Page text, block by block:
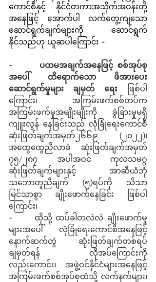
ကောင်စီနှင့် နိုင်ငံတကာအသိုက်အဝန်းတို့
အနေဖြင့် အောက်ပါ လက်တွေ့ကျသော
ဆောင်ရွက်ချက်များကို ဆောင်ရွက်
နိုင်သည်ဟု ယူဆပါကြောင်း -
- ပထမအချက်အနေဖြင့် စစ်အုပ်စု
အပေါ် ထိရောက်သော ဖိအားပေး
ဆောင်ရွက်မှုများ ချမှတ် ရေး ဖြစ်ပါ
ကြောင်း၊  အကြမ်းဖက်စစ်တပ်က
အကြမ်းဖက်မှုအမျိုးမျိုးကို ခွဲခြားမှုမရှိ
ကျူးလွန် နေခြင်းသည် လုံခြုံရေးကောင်စီ
ဆုံးဖြတ်ချက်အမှတ်၂၆၆၉ (၂၀၂၂)၊
အထွေထွေညီလာခံ ဆုံးဖြတ်ချက်အမှတ်
၇၅/၂၈၇ အပါအဝင် ကုလသမဂ္ဂ
ဆုံးဖြတ်ချက်များနှင့် အာဆီယံဘုံ
သဘောတူညီချက် (၅)ရပ်ကို သိသာ
မြင်သာစွာ ချိုးဖောက်နေခြင်း ဖြစ်ပါ
ကြောင်း၊
-      ထိုသို့ ထပ်ခါတလဲလဲ ချိုးဖောက်မှု
များအပေါ် လုံခြုံရေးကောင်စီအနေဖြင့်
နောက်ဆက်တွဲ ဆုံးဖြတ်ချက်တစ်ရပ်
ချမှတ်ရန် လိုအပ်ကြောင်းကို
လည်းကောင်း၊ အဖွဲ့ဝင်နိုင်ငံများအနေဖြင့်
အကြမ်းဖက်စစ်အုပ်စုထံသို့ လက်နက်များ၊